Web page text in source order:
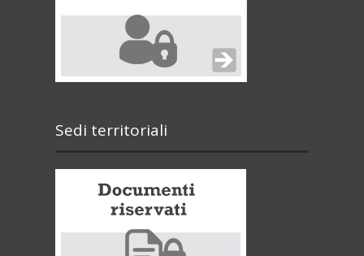
Sedi territoriali